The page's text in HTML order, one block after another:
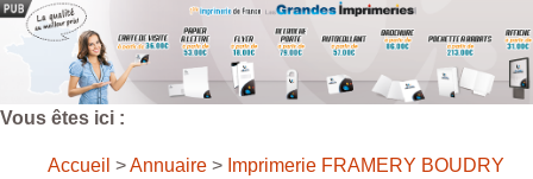
Vous êtes ici :
Accueil >Annuaire > Imprimerie FRAMERY BOUDRY